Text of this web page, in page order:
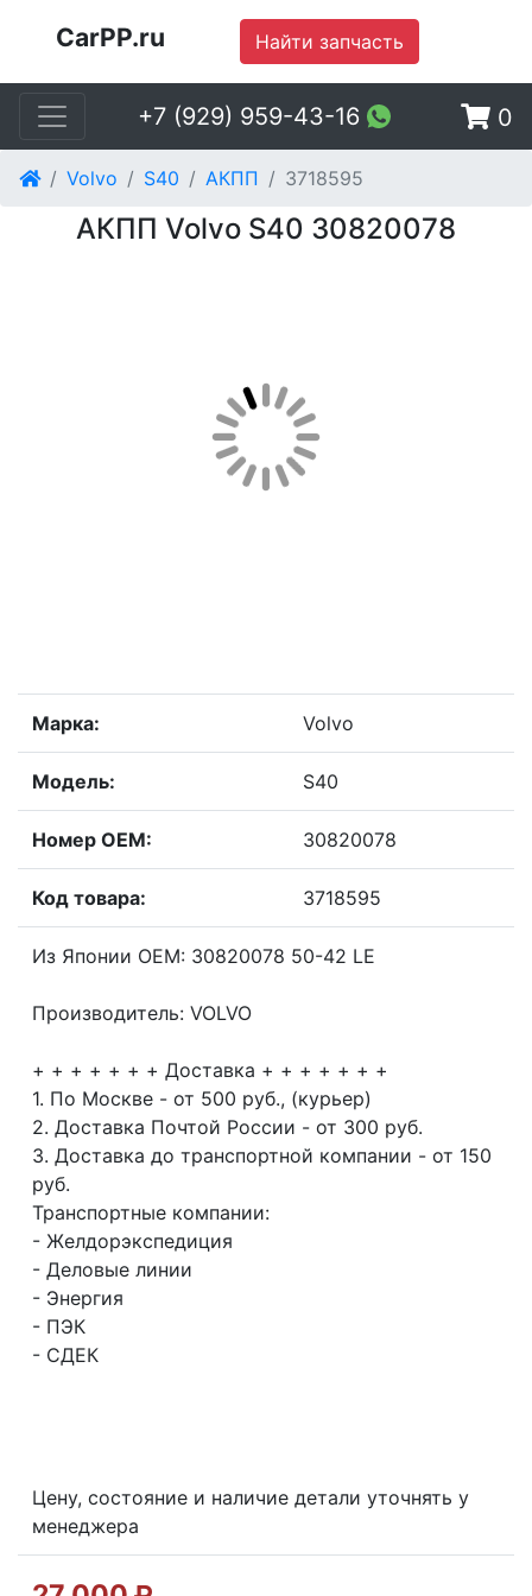
CarPP.ru Найти запчасть
+7 (929) 959-43-16 0
Volvo S40 АКПП 3718595
АКПП Volvo S40 30820078
Марка: Volvo
Модель: S40
Номер OEM: 30820078
Код товара: 3718595
Из Японии OEM: 30820078 50-42 LE
Производитель: VOLVO
+ + + + + + + Доставка + + + + + + +
1. По Москве - от 500 руб., (курьер)
2. Доставка Почтой России - от 300 руб.
3. Доставка до транспортной компании - от 150
руб.
Транспортные компании:
- Желдорэкспедиция
- Деловые линии
- Энергия
- ПЭК
- СДЕК
Цену, состояние и наличие детали уточнять у
менеджера